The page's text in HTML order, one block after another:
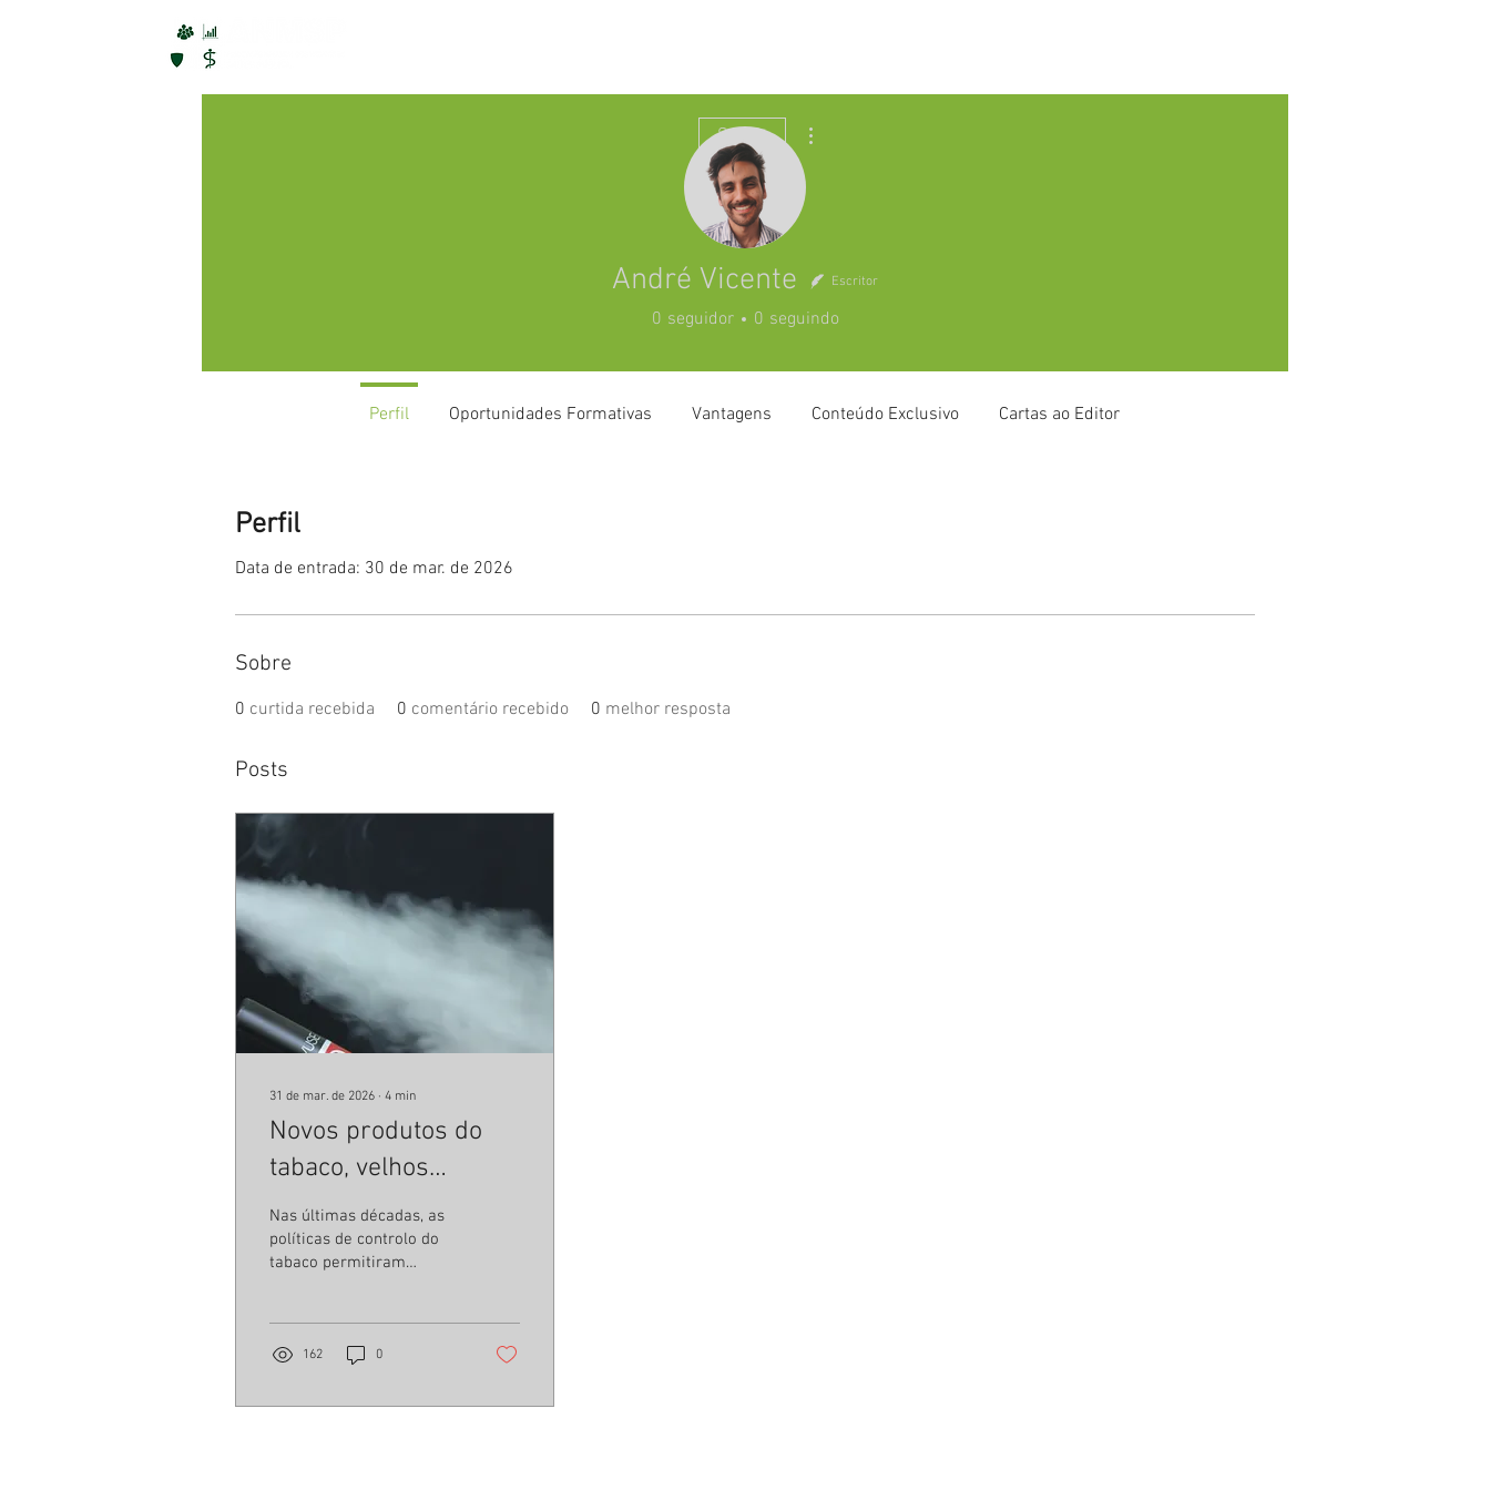
André Vicente Escritor
0 seguidor 0 seguindo
Seguir
Perfil Oportunidades Formativas Vantagens Conteúdo Exclusivo Cartas ao Editor
Perfil
Data de entrada: 30 de mar. de 2026
Sobre
0 curtida recebida 0 comentário recebido 0 melhor resposta
Posts
31 de mar. de 2026 ∙ 4 min
Novos produtos do
tabaco, velhos
desafios: proteger a
próxima geração
Nas últimas décadas, as
políticas de controlo do
tabaco permitiram
este progresso enfrenta
expansão de produtos
162 0